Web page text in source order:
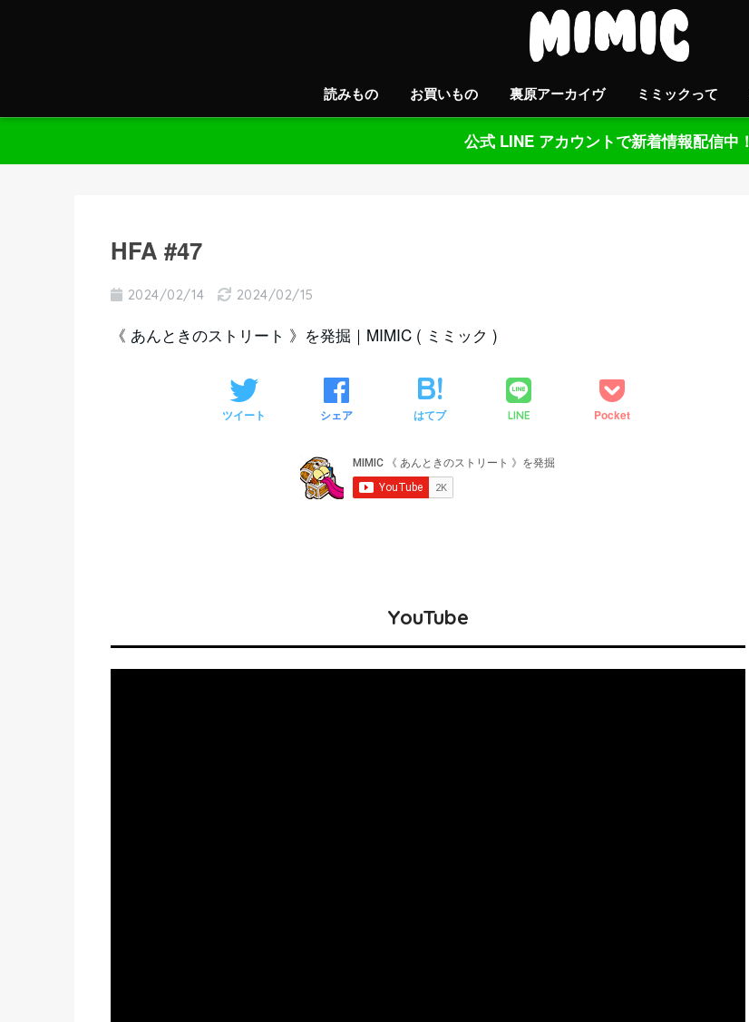
読みもの お買いもの 裏原アーカイヴ ミミックって
公式 LINE アカウントで新着情報配信中！
HFA #47
2024/02/14 2024/02/15
《 あんときのストリート 》を発掘｜MIMIC ( ミミック )
ツイート シェア はてブ LINE Pocket
YouTube